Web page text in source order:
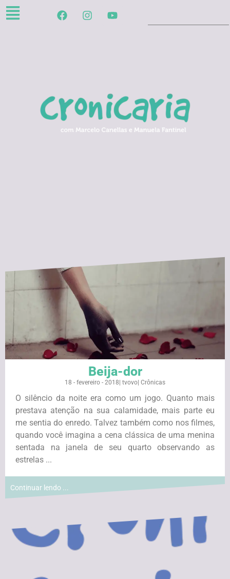
Beija-dor
18 - fevereiro - 2018 tvovo Crônicas
O silêncio da noite era como um jogo. Quanto mais
prestava atenção na sua calamidade, mais parte eu
me sentia do enredo. Talvez também como nos filmes,
quando você imagina a cena clássica de uma menina
sentada na janela de seu quarto observando as
estrelas ...
Continuar lendo ...